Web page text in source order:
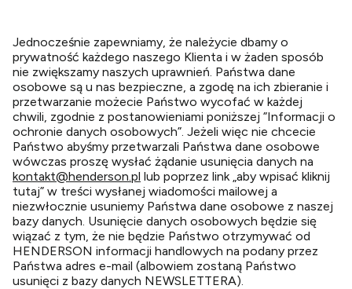
Jednocześnie zapewniamy, że należycie dbamy o
prywatność każdego naszego Klienta i w żaden sposób
nie zwiększamy naszych uprawnień. Państwa dane
osobowe są u nas bezpieczne, a zgodę na ich zbieranie i
przetwarzanie możecie Państwo wycofać w każdej
chwili, zgodnie z postanowieniami poniższej ”Informacji o
ochronie danych osobowych”. Jeżeli więc nie chcecie
Państwo abyśmy przetwarzali Państwa dane osobowe
wówczas proszę wysłać żądanie usunięcia danych na
kontakt@henderson.pl lub poprzez link „aby wpisać kliknij
tutaj” w treści wysłanej wiadomości mailowej a
niezwłocznie usuniemy Państwa dane osobowe z naszej
bazy danych. Usunięcie danych osobowych będzie się
wiązać z tym, że nie będzie Państwo otrzymywać od
HENDERSON informacji handlowych na podany przez
Państwa adres e-mail (albowiem zostaną Państwo
usunięci z bazy danych NEWSLETTERA).